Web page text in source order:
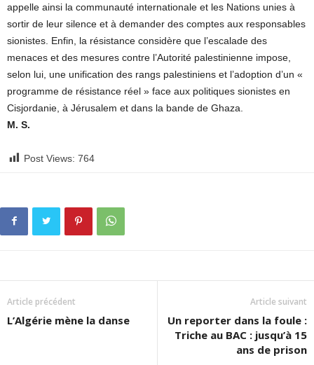
appelle ainsi la communauté internationale et les Nations unies à
sortir de leur silence et à demander des comptes aux responsables
sionistes. Enfin, la résistance considère que l’escalade des
menaces et des mesures contre l’Autorité palestinienne impose,
selon lui, une unification des rangs palestiniens et l’adoption d’un «
programme de résistance réel » face aux politiques sionistes en
Cisjordanie, à Jérusalem et dans la bande de Ghaza.
M. S.
Post Views: 764
Article précédent
L’Algérie mène la danse
Article suivant
Un reporter dans la foule :
Triche au BAC : jusqu’à 15
ans de prison